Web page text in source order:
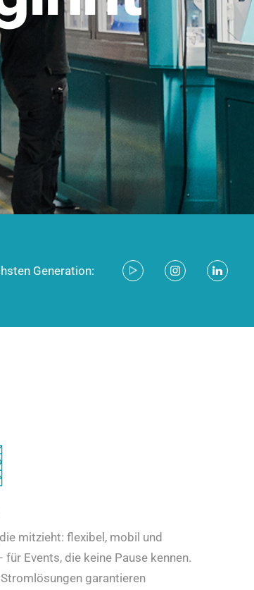
Anwendungen –
Generation:
mitzieht: flexibel, mobil und
für Events, die keine Pause kennen.
garantieren